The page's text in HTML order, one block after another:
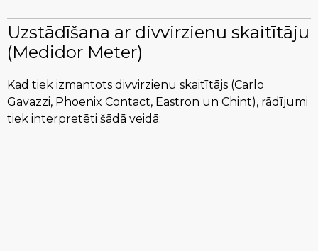
Uzstādīšana ar divvirzienu skaitītāju
(Medidor Meter)
Kad tiek izmantots divvirzienu skaitītājs (Carlo
Gavazzi, Phoenix Contact, Eastron un Chint), rādījumi
tiek interpretēti šādā veidā: